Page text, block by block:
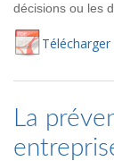
décisions ou les
Télécharger
La